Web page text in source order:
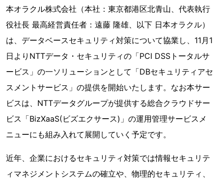
本オラクル株式会社（本社：東京都港区北青山、代表執行
役社長 最高経営責任者：遠藤 隆雄、以下 日本オラクル）
は、データベースセキュリティ対策について協業し、11月1
日よりNTTデータ・セキュリティの「PCI DSSトータルサ
ービス」の一ソリューションとして「DBセキュリティアセ
スメントサービス」の提供を開始いたします。なお本サー
ビスは、NTTデータグループが提供する総合クラウドサー
ビス「BizXaaS(ビズエクサース)」の運用管理サービスメ
ニューにも組み入れて展開していく予定です。
近年、企業におけるセキュリティ対策では情報セキュリテ
ィマネジメントシステムの確立や、物理的セキュリティ、